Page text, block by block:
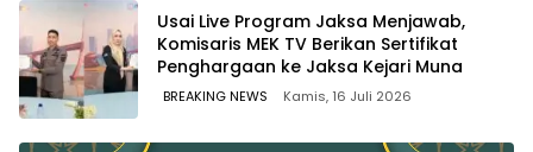
Usai Live Program Jaksa Menjawab,
Komisaris MEK TV Berikan Sertifikat
Penghargaan ke Jaksa Kejari Muna
BREAKING NEWS Kamis, 16 Juli 2026